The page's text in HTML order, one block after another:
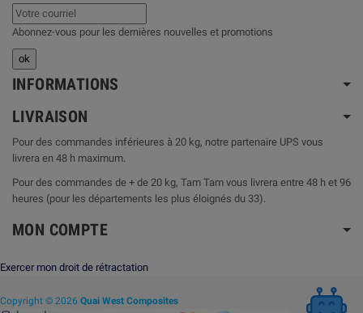
Abonnez-vous pour les dernières nouvelles et promotions
INFORMATIONS
LIVRAISON
Pour des commandes inférieures à 20 kg, notre partenaire UPS vous
livrera en 48 h maximum.
Pour des commandes de + de 20 kg, Tam Tam vous livrera entre 48 h et 96
heures (pour les départements les plus éloignés du 33).
MON COMPTE
Exercer mon droit de rétractation
Copyright © 2026 Quai West Composites